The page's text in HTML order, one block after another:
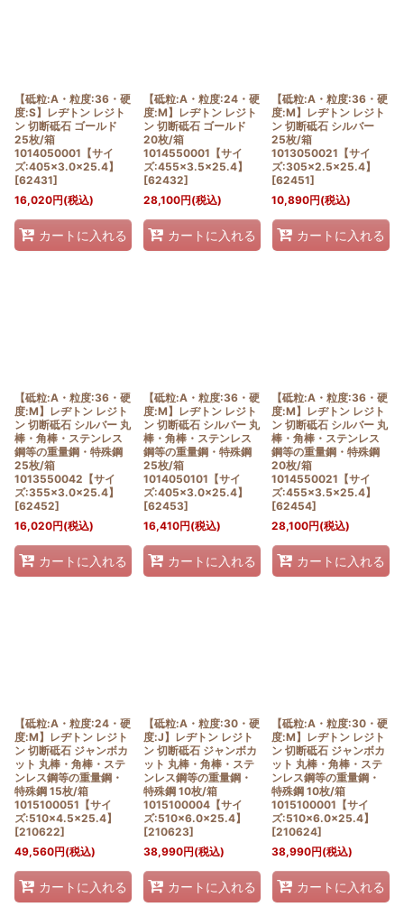
【砥粒:A・粒度:36・硬
度:S】レヂトン レジト
ン 切断砥石 ゴールド
25枚/箱
1014050001【サイ
ズ:405×3.0×25.4】
[62431]
16,020円(税込)
カートに入れる
【砥粒:A・粒度:24・硬
度:M】レヂトン レジト
ン 切断砥石 ゴールド
20枚/箱
1014550001【サイ
ズ:455×3.5×25.4】
[62432]
28,100円(税込)
カートに入れる
【砥粒:A・粒度:36・硬
度:M】レヂトン レジト
ン 切断砥石 シルバー
25枚/箱
1013050021【サイ
ズ:305×2.5×25.4】
[62451]
10,890円(税込)
カートに入れる
【砥粒:A・粒度:36・硬
度:M】レヂトン レジト
ン 切断砥石 シルバー 丸
棒・角棒・ステンレス
鋼等の重量鋼・特殊鋼
25枚/箱
1013550042【サイ
ズ:355×3.0×25.4】
[62452]
16,020円(税込)
カートに入れる
【砥粒:A・粒度:36・硬
度:M】レヂトン レジト
ン 切断砥石 シルバー 丸
棒・角棒・ステンレス
鋼等の重量鋼・特殊鋼
25枚/箱
1014050101【サイ
ズ:405×3.0×25.4】
[62453]
16,410円(税込)
カートに入れる
【砥粒:A・粒度:36・硬
度:M】レヂトン レジト
ン 切断砥石 シルバー 丸
棒・角棒・ステンレス
鋼等の重量鋼・特殊鋼
20枚/箱
1014550021【サイ
ズ:455×3.5×25.4】
[62454]
28,100円(税込)
カートに入れる
【砥粒:A・粒度:24・硬
度:M】レヂトン レジト
ン 切断砥石 ジャンボカ
ット 丸棒・角棒・ステ
ンレス鋼等の重量鋼・
特殊鋼 15枚/箱
1015100051【サイ
ズ:510×4.5×25.4】
[210622]
49,560円(税込)
カートに入れる
【砥粒:A・粒度:30・硬
度:J】レヂトン レジト
ン 切断砥石 ジャンボカ
ット 丸棒・角棒・ステ
ンレス鋼等の重量鋼・
特殊鋼 10枚/箱
1015100004【サイ
ズ:510×6.0×25.4】
[210623]
38,990円(税込)
カートに入れる
【砥粒:A・粒度:30・硬
度:M】レヂトン レジト
ン 切断砥石 ジャンボカ
ット 丸棒・角棒・ステ
ンレス鋼等の重量鋼・
特殊鋼 10枚/箱
1015100001【サイ
ズ:510×6.0×25.4】
[210624]
38,990円(税込)
カートに入れる